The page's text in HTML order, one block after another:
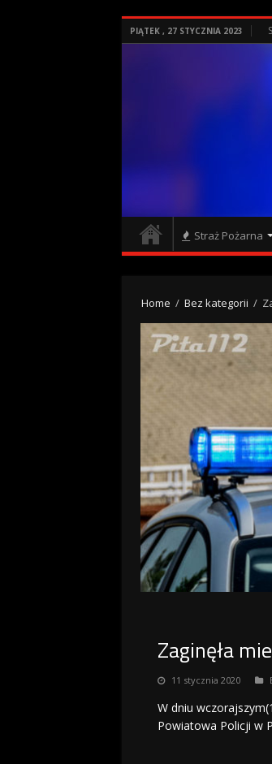
PIĄTEK , 27 STYCZNIA 2023
Straż Pożarna
Home / Bez kategorii /
Zaginęła
11 stycznia 2020
W dniu
Powiatowa Policji w